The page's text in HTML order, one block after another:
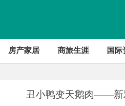
房产家居 商旅生涯 国际
丑小鸭变天鹅肉——新